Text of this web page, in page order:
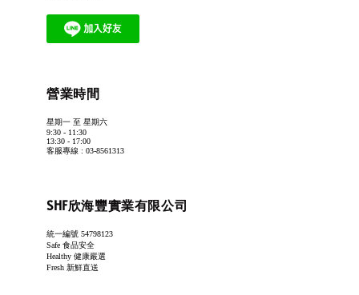
營業時間
星期一 至 星期六
9:30 - 11:30
13:30 - 17:00
客服專線 : 03-8561313
SHF欣海豐實業有限公司
統一編號 54798123
Safe 食品安全
Healthy 健康嚴選
Fresh 新鮮直送